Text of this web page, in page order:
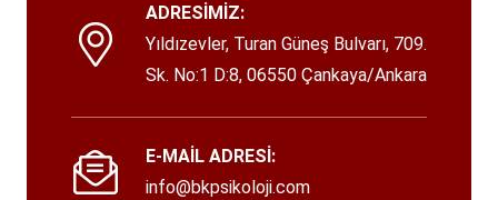
ADRESİMİZ:
Yıldızevler, Turan Güneş Bulvarı, 709.
Sk. No:1 D:8, 06550 Çankaya/Ankara
E-MAİL ADRESİ:
info@bkpsikoloji.com